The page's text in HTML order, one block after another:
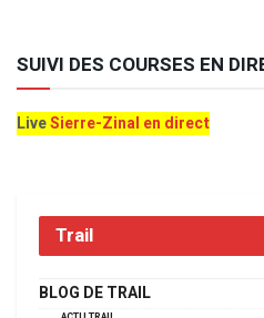
SUIVI DES COURSES EN
LiveSierre-Zinal en direct
Trail
BLOG DE TRAIL